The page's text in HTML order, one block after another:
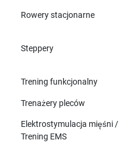
Rowery stacjonarne
Steppery
Trening funkcjonalny
Trenażery pleców
Elektrostymulacja mięśni /
Trening EMS